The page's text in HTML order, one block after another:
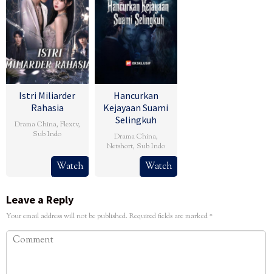
Istri Miliarder
Rahasia
Drama China, Flextv,
Sub Indo
Watch
Hancurkan
Kejayaan Suami
Selingkuh
Drama China,
Netshort, Sub Indo
Watch
Leave a Reply
Your email address will not be published. Required fields are marked*